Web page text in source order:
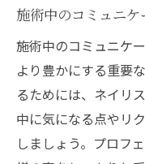
施術中のコミュニケ
施術中のコミュニケ
より豊かにする重要
るためには、ネイリ
中に気になる点やリ
しましょう。プロフ